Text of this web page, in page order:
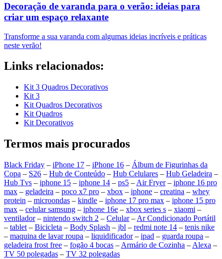
Decoração de varanda para o verão: ideias para
criar um espaço relaxante
Transforme a sua varanda com algumas ideias incríveis e práticas
neste verão!
Links relacionados:
Kit 3 Quadros Decorativos
Kit 3
Kit Quadros Decorativos
Kit Quadros
Kit Decorativos
Termos mais procurados
Black Friday – iPhone 17 – iPhone 16 – Álbum de Figurinhas da
Copa – S26 – Hub de Conteúdo – Hub Celulares – Hub Geladeira –
Hub Tvs – iphone 15 – iphone 14 – ps5 – Air Fryer– iphone 16 pro
max – geladeira – poco x7 pro – xbox – iphone – creatina – whey
protein – microondas – kindle – iphone 17 pro max – iphone 15 pro
max – celular samsung – iphone 16e – xbox series s – xiaomi –
ventilador– nintendo switch 2 – Celular– Ar Condicionado Portátil
– tablet – Bicicleta – Body Splash – jbl – redmi note 14 – tenis nike
– maquina de lavar roupa – liquidificador– ipad – guarda roupa –
geladeira frost free – fogão 4 bocas – Armário de Cozinha – Alexa –
TV 50 polegadas – TV 32 polegadas